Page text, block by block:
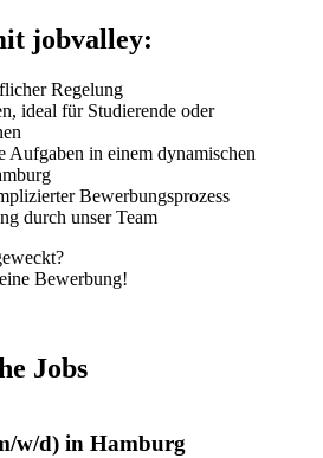
jobvalley:
Regelung
ideal für Studierende oder
Aufgaben in einem dynamischen
Bewerbungsprozess
durch unser Team
Bewerbung!
Jobs
w/d) in Hamburg